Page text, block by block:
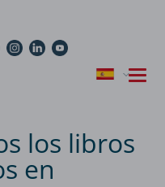
los libros
en